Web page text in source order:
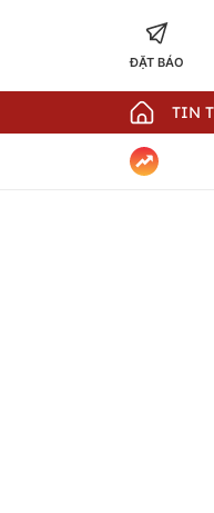
ĐẶT BÁO
TIN